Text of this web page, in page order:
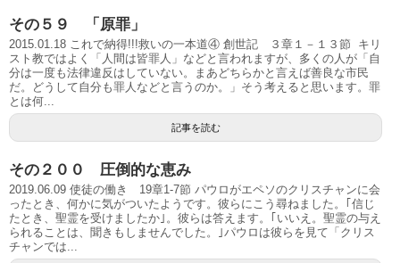
その５９ 「原罪」
2015.01.18 これで納得!!!救いの一本道④ 創世記 ３章１－１３節 キリ
スト教ではよく「人間は皆罪人」などと言われますが、多くの人が「自
分は一度も法律違反はしていない。まあどちらかと言えば善良な市民
だ。どうして自分も罪人などと言うのか。」そう考えると思います。罪
とは何...
記事を読む
その２００ 圧倒的な恵み
2019.06.09 使徒の働き 19章1-7節 パウロがエペソのクリスチャンに会
ったとき、何かに気がついたようです。彼らにこう尋ねました。｢信じ
たとき、聖霊を受けましたか｣。彼らは答えます。｢いいえ。聖霊の与え
られることは、聞きもしませんでした。｣パウロは彼らを見て「クリス
チャンでは...